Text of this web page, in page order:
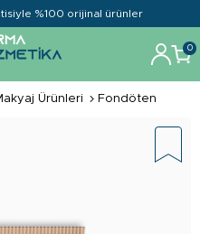
%100 orijinal ürünler
0
Ürünleri Fondöten